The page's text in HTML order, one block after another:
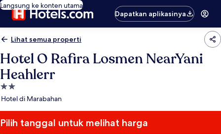
Langsung ke konten utama
Dapatkan aplikasinya
Lihat semua properti
Hotel O Rafira Losmen NearYani
Heahlerr
Properti
bintang
Hotel di Marabahan
Pilih tanggal untuk melihat harga